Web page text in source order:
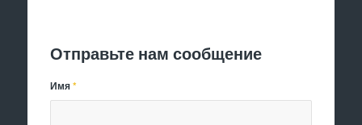
Отправьте нам сообщение
Имя*